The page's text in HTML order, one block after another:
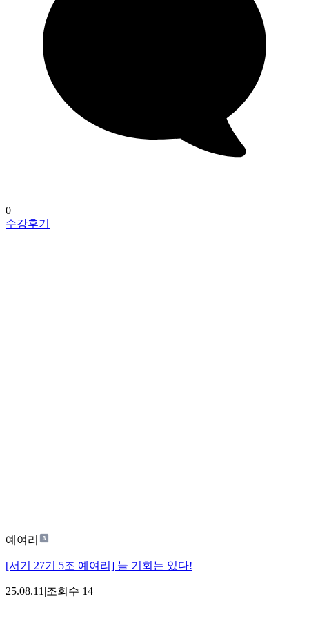
0
수강후기
예여리
[서기 27기 5조 예여리] 늘 기회는 있다!
25.08.11 |조회수 14